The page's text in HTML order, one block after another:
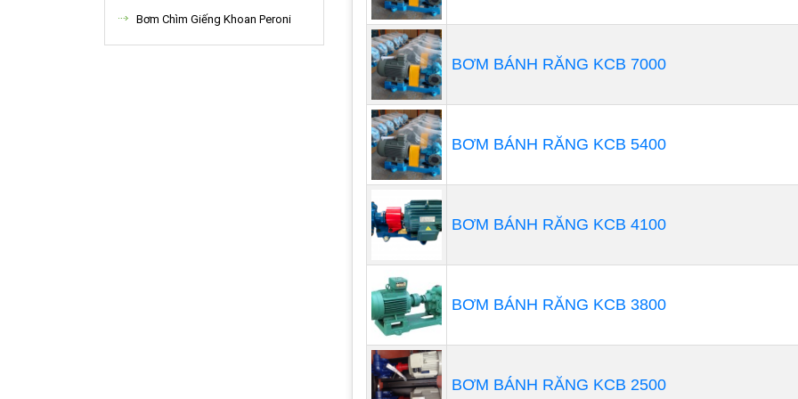
Bơm Chìm Giếng Khoan Peroni
độ cao duy nhất. Bánh công tác đơn có thể đạt được tốc độ
hoặc sử dụng một bộ bánh răng tích hợp.
BƠM BÁNH RĂNG KCB 7000
BƠM BÁNH RĂNG KCB 5400
BƠM BÁNH RĂNG KCB 4100
BƠM BÁNH RĂNG KCB 3800
BƠM BÁNH RĂNG KCB 2500